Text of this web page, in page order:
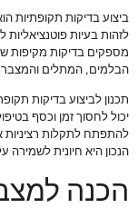
ביצוע בדיקות תקופתיות
לזהות בעיות
מספקים בדיקות מקיפות
הבלמים, המתלים
יכול לחסוך זמן וכסף
להתפתח לתקלות רציניות
הנכון היא חיונית
הכנה